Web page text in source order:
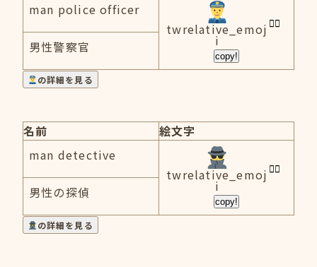
man police officer
twrelative_emoj
i
copy!
男性警察官
の詳細を見る
名前
絵文字
man detective
twrelative_emoj
i
copy!
男性の探偵
の詳細を見る